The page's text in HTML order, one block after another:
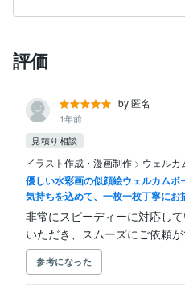
評価
by 匿名
1年前
見積り相談
イラスト作成・漫画制作 > ウェルカ
優しい水彩画の似顔絵ウェルカム
気持ちを込めて、一枚一枚丁寧にお
非常にスピーディーに対応し
いただき、スムーズにご依頼
参考になった